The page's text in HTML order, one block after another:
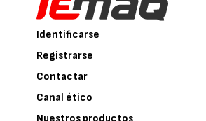
Identificarse
Registrarse
Contactar
Canal ético